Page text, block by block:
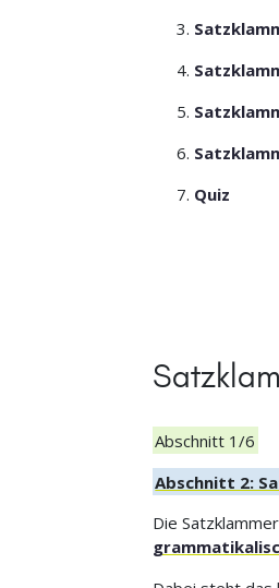
Quiz
Abschnitt 1/6
Abschnitt 2:
Die